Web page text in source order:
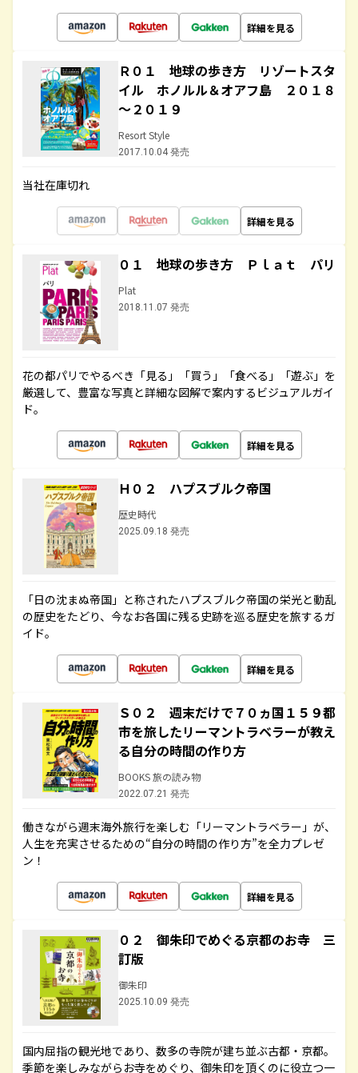
詳細を見る
Ｒ０１ 地球の歩き方 リゾートスタ
イル ホノルル＆オアフ島 ２０１８
～２０１９
Resort Style
2017.10.04 発売
当社在庫切れ
詳細を見る
０１ 地球の歩き方 Ｐｌａｔ パリ
Plat
2018.11.07 発売
花の都パリでやるべき「見る」「買う」「食べる」「遊ぶ」を
厳選して、豊富な写真と詳細な図解で案内するビジュアルガイ
ド。
詳細を見る
Ｈ０２ ハプスブルク帝国
歴史時代
2025.09.18 発売
「日の沈まぬ帝国」と称されたハプスブルク帝国の栄光と動乱
の歴史をたどり、今なお各国に残る史跡を巡る歴史を旅するガ
イド。
詳細を見る
Ｓ０２ 週末だけで７０ヵ国１５９都
市を旅したリーマントラベラーが教え
る自分の時間の作り方
BOOKS 旅の読み物
2022.07.21 発売
働きながら週末海外旅行を楽しむ「リーマントラベラー」が、
人生を充実させるための“自分の時間の作り方”を全力プレゼ
ン！
詳細を見る
０２ 御朱印でめぐる京都のお寺 三
訂版
御朱印
2025.10.09 発売
国内屈指の観光地であり、数多の寺院が建ち並ぶ古都・京都。
季節を楽しみながらお寺をめぐり、御朱印を頂くのに役立つ一